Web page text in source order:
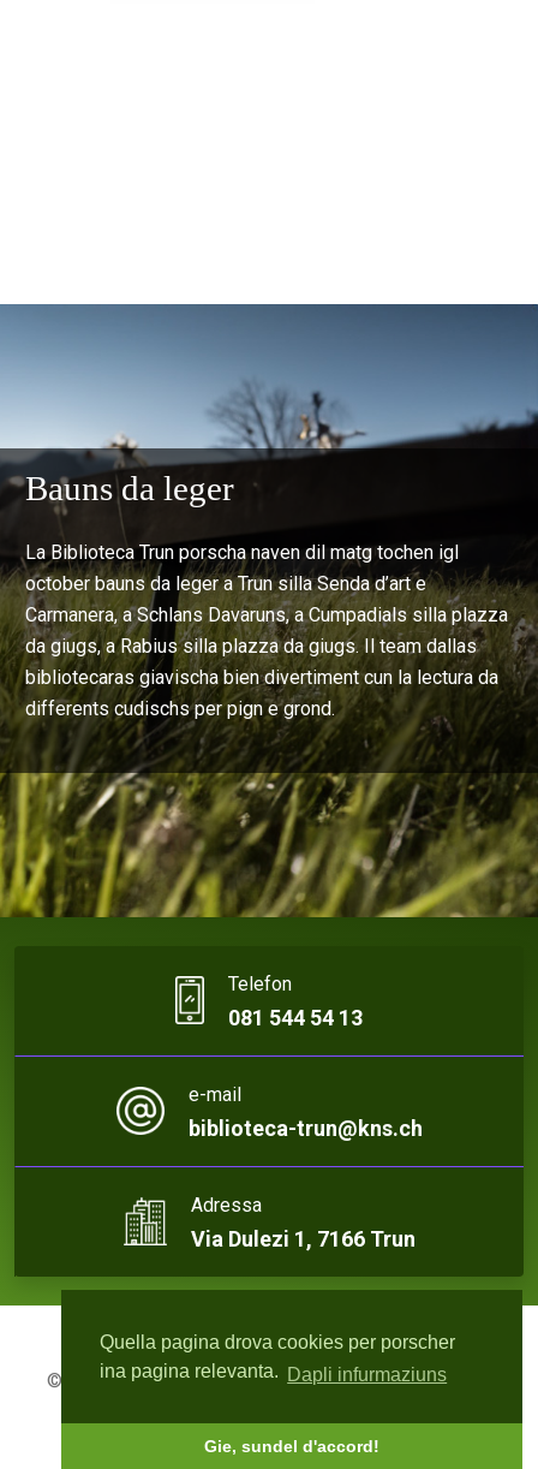
Quella pagina drova cookies per porscher
ina pagina relevanta. Dapli infurmaziuns
Gie, sundel d'accord!
Bauns da leger
La Biblioteca Trun porscha naven dil matg tochen igl
october bauns da leger a Trun silla Senda d’art e
Carmanera, a Schlans Davaruns, a Cumpadials silla plazza
da giugs, a Rabius silla plazza da giugs. Il team dallas
bibliotecaras giavischa bien divertiment cun la lectura da
differents cudischs per pign e grond.
Telefon
081 544 54 13
e-mail
biblioteca-trun@kns.ch
Adressa
Via Dulezi 1, 7166 Trun
© 2026 Biblioteca Trun | Webdesign:rute4.ch - Roger